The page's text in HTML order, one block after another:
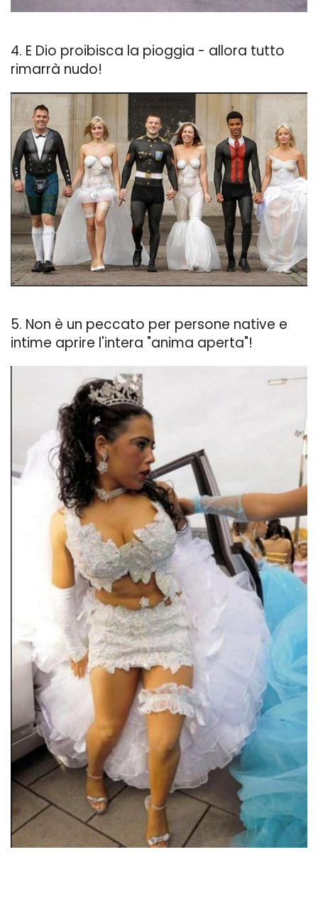
4. E Dio proibisca la pioggia - allora tutto
rimarrà nudo!
5. Non è un peccato per persone native e
intime aprire l'intera "anima aperta"!